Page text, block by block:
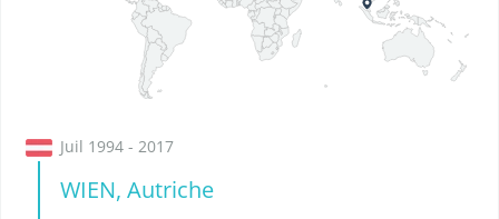
Juil 1994 - 2017
WIEN, Autriche